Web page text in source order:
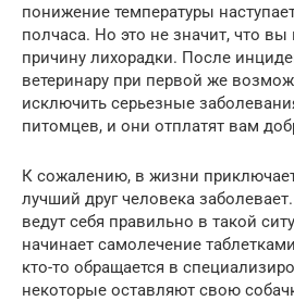
понижение температуры
полчаса. Но это не значит, что
причину лихорадки. После
ветеринару при первой же
исключить серьезные
питомцев, и они отплатят вам
К сожалению, в жизни
лучший друг человека
ведут себя правильно в такой
начинает самолечение
кто-то обращается в
некоторые оставляют свою